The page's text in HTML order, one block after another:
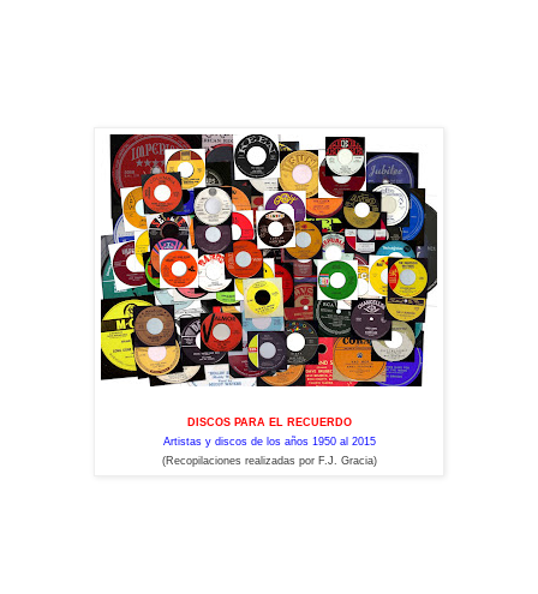
DISCOS PARA EL RECUERDO
Artistas y discos de los años 1950 al 2015
(Recopilaciones realizadas por F.J. Gracia)